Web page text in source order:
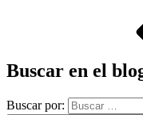
Buscar en el
Buscar por: